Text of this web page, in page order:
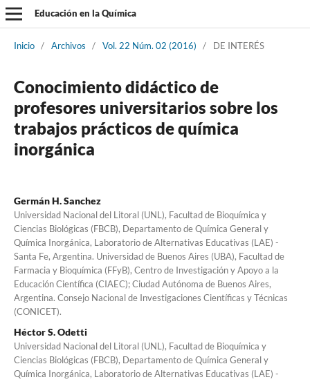
Educación en la Química
Inicio / Archivos / Vol. 22 Núm. 02 (2016) / DE INTERÉS
Conocimiento didáctico de
profesores universitarios sobre los
trabajos prácticos de química
inorgánica
Germán H. Sanchez
Universidad Nacional del Litoral (UNL), Facultad de Bioquímica y
Ciencias Biológicas (FBCB), Departamento de Química General y
Química Inorgánica, Laboratorio de Alternativas Educativas (LAE) -
Santa Fe, Argentina. Universidad de Buenos Aires (UBA), Facultad de
Farmacia y Bioquímica (FFyB), Centro de Investigación y Apoyo a la
Educación Científica (CIAEC); Ciudad Autónoma de Buenos Aires,
Argentina. Consejo Nacional de Investigaciones Científicas y Técnicas
(CONICET).
Héctor S. Odetti
Universidad Nacional del Litoral (UNL), Facultad de Bioquímica y
Ciencias Biológicas (FBCB), Departamento de Química General y
Química Inorgánica, Laboratorio de Alternativas Educativas (LAE) -